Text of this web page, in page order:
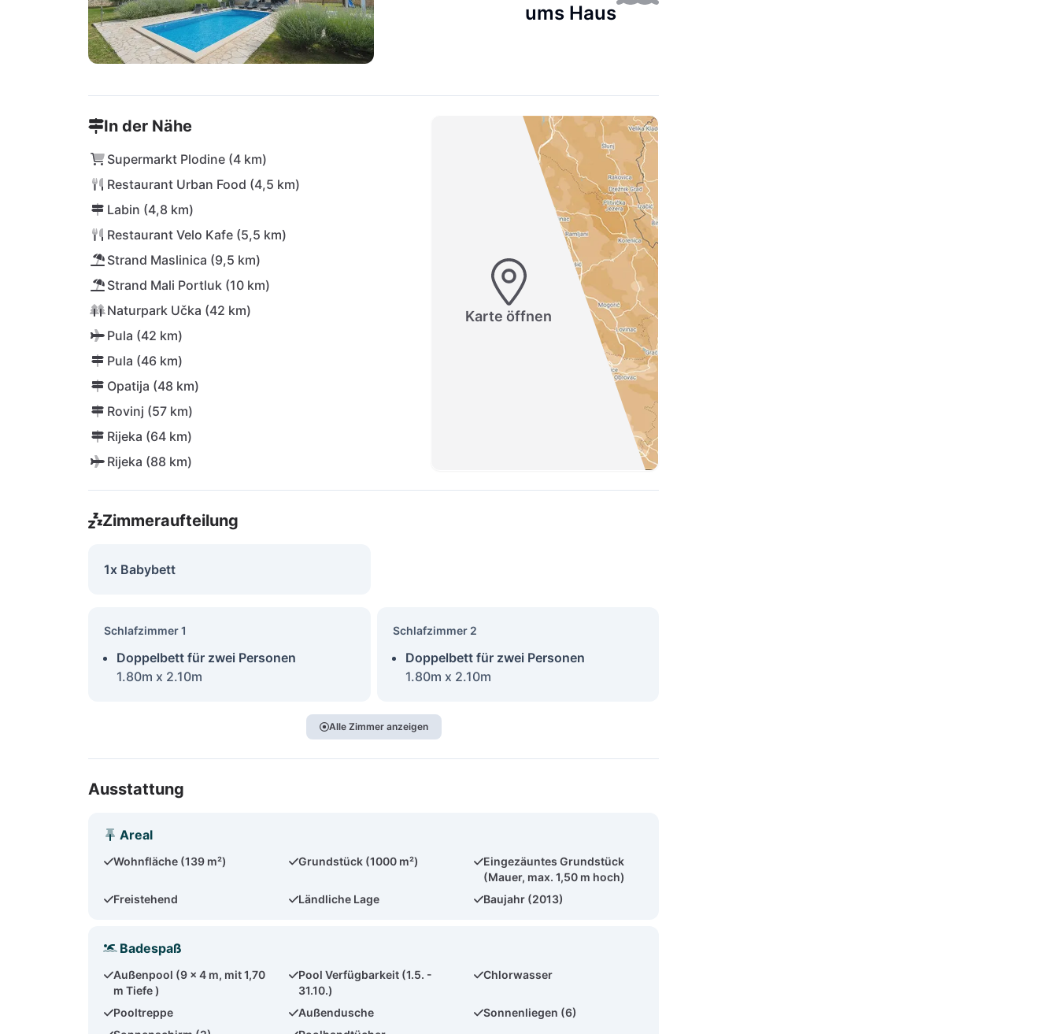
ums Haus
In der Nähe
Supermarkt Plodine (4 km)
Restaurant Urban Food (4,5 km)
Labin (4,8 km)
Restaurant Velo Kafe (5,5 km)
Strand Maslinica (9,5 km)
Strand Mali Portluk (10 km)
Naturpark Učka (42 km)
Pula (42 km)
Pula (46 km)
Opatija (48 km)
Rovinj (57 km)
Rijeka (64 km)
Rijeka (88 km)
Karte öffnen
Zimmeraufteilung
1x Babybett
Schlafzimmer 1
Doppelbett für zwei Personen
1.80m x 2.10m
Schlafzimmer 2
Doppelbett für zwei Personen
1.80m x 2.10m
Alle Zimmer anzeigen
Ausstattung
Areal
Wohnfläche (139 m²) Grundstück (1000 m²)
Eingezäuntes Grundstück
(Mauer, max. 1,50 m hoch)
Freistehend
Ländliche Lage Baujahr (2013)
Badespaß
Außenpool (9 x 4 m, mit 1,70
m Tiefe )
Pool Verfügbarkeit (1.5. -
31.10.)
Chlorwasser
Pooltreppe Außendusche
Sonnenliegen (6)